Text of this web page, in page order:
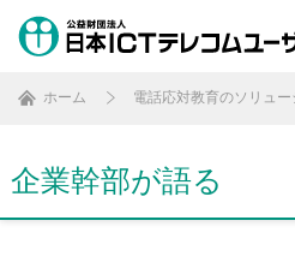
ホーム 電話応対教育のソリュー
企業幹部が語る